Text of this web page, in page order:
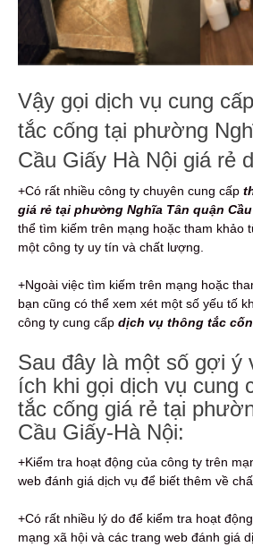
Vậy gọi dịch vụ cung
tắc cống tại phường
Cầu Giấy Hà Nội giá rẻ
+Có rất nhiều công ty chuyên cung cấp
giá rẻ tại phường Nghĩa Tân quận
thể tìm kiếm trên mạng hoặc tham khảo
một công ty uy tín và chất lượng.
+Ngoài việc tìm kiếm trên mạng hoặc
bạn cũng có thể xem xét một số yếu tố
công ty cung cấp dịch vụ thông tắc
Sau đây là một số gợi ý
ích khi gọi dịch vụ cung
tắc cống giá rẻ tại
Cầu Giấy-Hà Nội:
+Kiểm tra hoạt động của công ty trên
web đánh giá dịch vụ để biết thêm về
+Có rất nhiều lý do để kiểm tra hoạt
mạng xã hội và các trang web đánh giá